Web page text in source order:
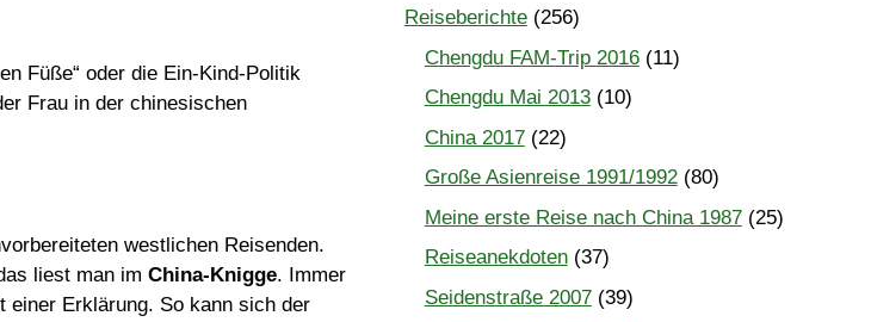
Füße“ oder die Ein-Kind-Politik
Frau in der chinesischen
westlichen Reisenden.
liest man im China-Knigge. Immer
einer Erklärung. So kann sich der
Reiseberichte(256)
Chengdu FAM-Trip 2016(11)
Chengdu Mai 2013(10)
China 2017(22)
Große Asienreise 1991/1992(80)
Meine erste Reise nach China 1987(25)
Reiseanekdoten(37)
Seidenstraße 2007(39)